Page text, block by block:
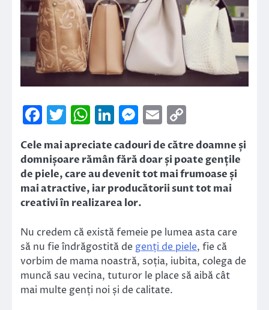
Facebook
Twitter
WhatsApp
LinkedIn
Messenger
Email
Link
Cele mai apreciate cadouri de către doamne și
domnișoare rămân fără doar și poate gențile
de piele, care au devenit tot mai frumoase și
mai atractive, iar producătorii sunt tot mai
creativi în realizarea lor.
Nu credem că există femeie pe lumea asta care
să nu fie îndrăgostită de genți de piele, fie că
vorbim de mama noastră, soția, iubita, colega de
muncă sau vecina, tuturor le place să aibă cât
mai multe genți noi și de calitate.